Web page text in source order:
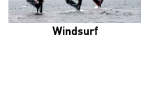
Windsurf